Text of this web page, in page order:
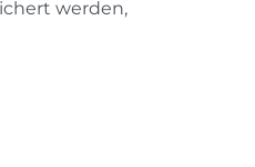
werden,